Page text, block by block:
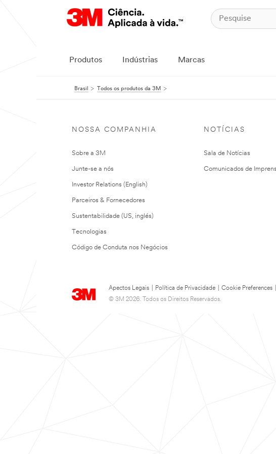
Produtos Indústrias Marcas
Brasil Todos os produtos da 3M
NOSSA COMPANHIA
Sobre a 3M
Junte-se a nós
Investor Relations (English)
Parceiros & Fornecedores
Sustentabilidade (US, inglés)
Tecnologias
Código de Conduta nos Negócios
NOTÍCIAS
Sala de Notícias
Comunicados de
Apectos Legais Política de Privacidade Cookie Preferences
© 3M 2026. Todos os Direitos Reservados.